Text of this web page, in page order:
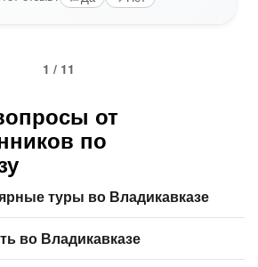
1 / 11
от
по
туры во Владикавказе
во Владикавказе